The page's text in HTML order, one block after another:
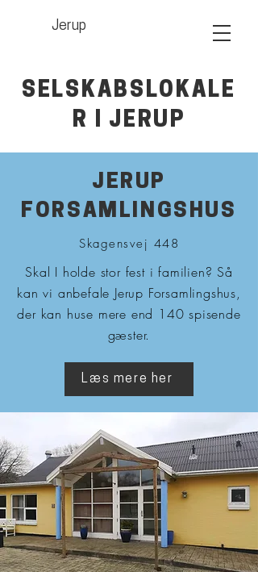
Jerup
SELSKABSLOKALE
R I JERUP
JERUP
FORSAMLINGSHUS
Skagensvej 448
Skal I holde stor fest i familien? Så
kan vi anbefale Jerup Forsamlingshus,
der kan huse mere end 140 spisende
gæster.
Læs mere her